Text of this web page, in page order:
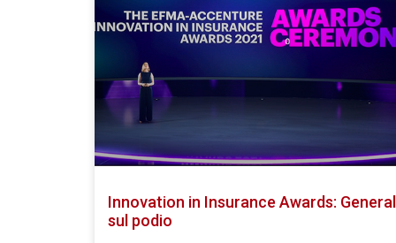
Innovation in Insurance Awards:
sul podio